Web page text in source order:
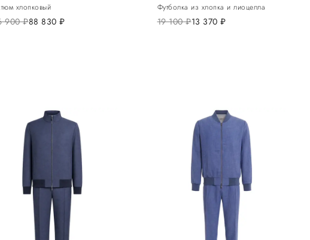
хлопковый
900руб.88 830 руб.
Футболка из хлопка и лиоцелла
19 100руб.13 370 руб.